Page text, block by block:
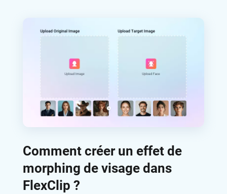
Comment créer un effet de
morphing de visage dans
FlexClip ?